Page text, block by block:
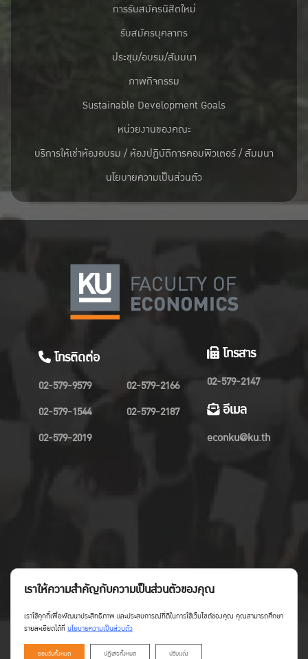
การรับสมัครนิสิตใหม่
รับสมัครบุคลากร
ประชุม/อบรม/สัมมนา
ภาพกิจกรรม
Sustainable Development Goals
หน่วยงานของคณะ
บริการให้เช่าห้องอบรม / ห้องปฏิบัติการคอมพิวเตอร์ / สัมมนา
นโยบายความเป็นส่วนตัว
โทรติดต่อ
02-579-9579
02-579-1544
02-579-2019
02-579-2166
02-579-2187
โทรสาร
02-579-2147
อีเมล
econku@ku.th
เราให้ความสำคัญกับความเป็นส่วนตัวของคุณ
เราใช้คุกกี้เพื่อพัฒนาประสิทธิภาพ และประสบการณ์ที่ดีในการใช้เว็บไซต์ของคุณ คุณสามารถศึกษา
รายละเอียดได้ที่นโยบายความเป็นส่วนตัว
ยอมรับทั้งหมด ปฏิเสธทั้งหมด ปรับแต่ง